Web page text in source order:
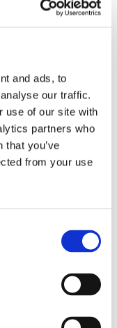
and ads, to
our traffic.
use of our site with
partners who
that you’ve
from your use
Lösung.
und
Lieferanten
optimierten
für
die
engagiertes
Geräte, wie
Garen